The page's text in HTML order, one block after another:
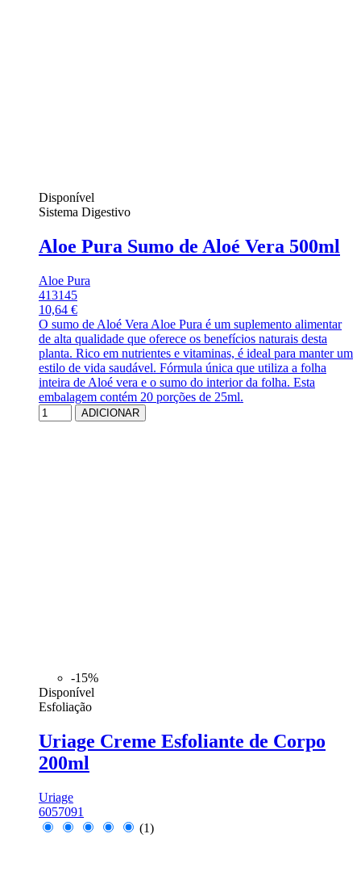
Disponível
Sistema Digestivo
Aloe Pura Sumo de Aloé Vera 500ml
Aloe Pura
413145
10,64 €
O sumo de Aloé Vera Aloe Pura é um suplemento alimentar
de alta qualidade que oferece os benefícios naturais desta
planta. Rico em nutrientes e vitaminas, é ideal para manter um
estilo de vida saudável. Fórmula única que utiliza a folha
inteira de Aloé vera e o sumo do interior da folha. Esta
embalagem contém 20 porções de 25ml.
ADICIONAR
-15%
Disponível
Esfoliação
Uriage Creme Esfoliante de Corpo
200ml
Uriage
6057091
(1)